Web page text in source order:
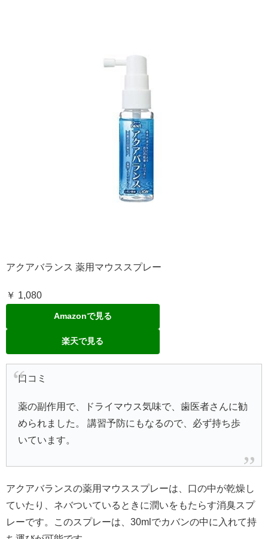
アクアバランス 薬用マウススプレー
￥ 1,080
Amazonで見る
楽天で見る
口コミ
薬の副作用で、ドライマウス気味で、歯医者さんに勧
められました。 講習予防にもなるので、必ず持ち歩
いています。
アクアバランスの薬用マウススプレーは、口の中が乾燥し
ていたり、ネバついているときに潤いをもたらす消臭スプ
レーです。このスプレーは、30mlでカバンの中に入れて持